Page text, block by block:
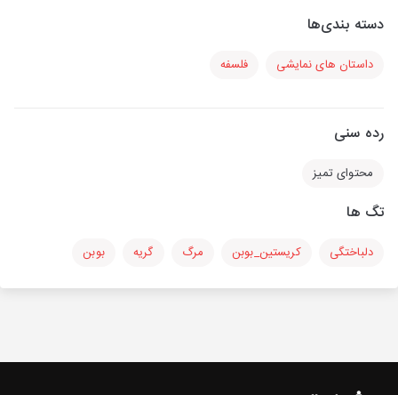
دسته بندی‌ها
داستان های نمایشی فلسفه
رده سنی
محتوای تمیز
تگ ها
دلباختگی کریستین_بوبن مرگ گریه بوبن